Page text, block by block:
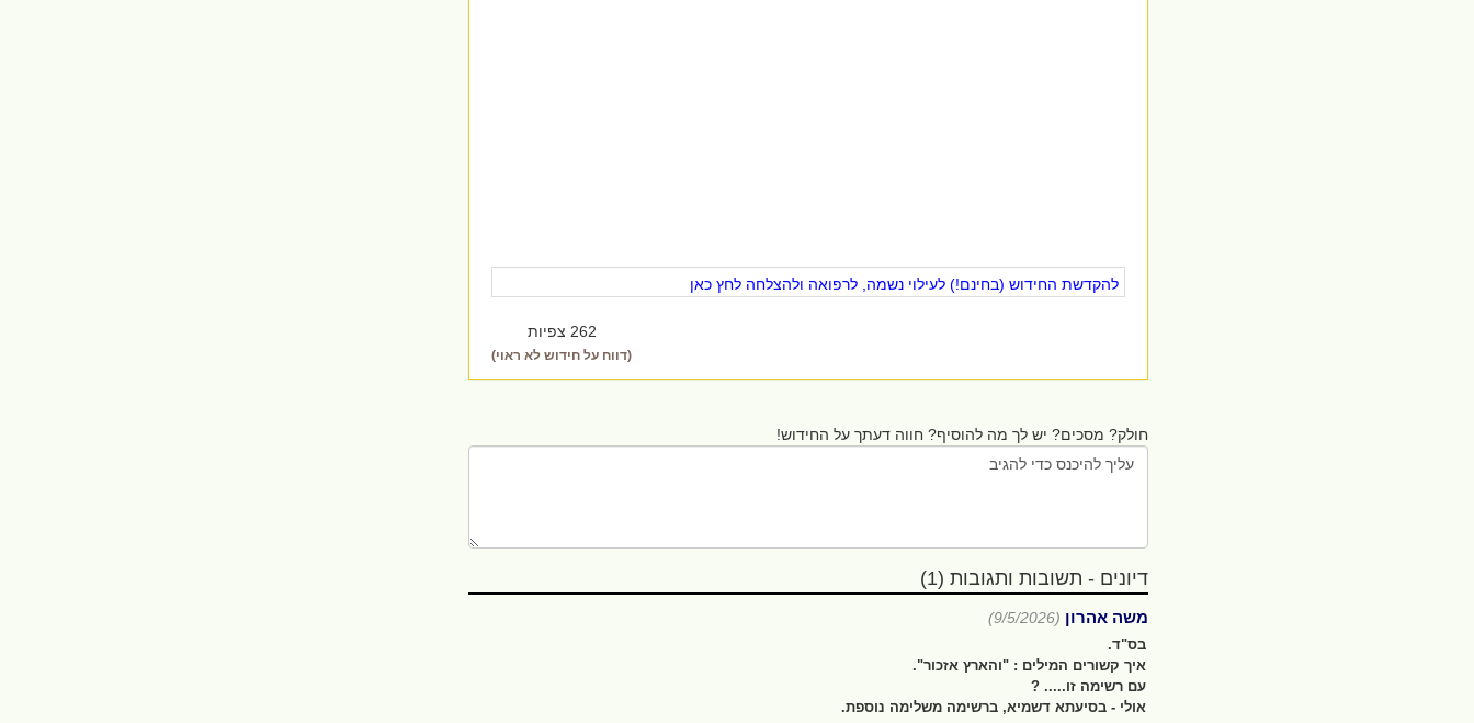
להקדשת החידוש (בחינם!) לעילוי נשמה, לרפואה ולהצלחה לחץ כאן
262 צפיות
(דווח על חידוש לא ראוי)
חולק? מסכים? יש לך מה להוסיף? חווה דעתך על החידוש!
דיונים - תשובות ותגובות (1)
משה אהרון (9/5/2026)
בס"ד.
איך קשורים המילים : "והארץ אזכור".
עם רשימה זו..... ?
אולי - בסיעתא דשמיא, ברשימה משלימה נוספת.